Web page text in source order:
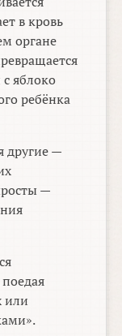
в кровь
органе
яблоко
ребёнка
другие —
—
или